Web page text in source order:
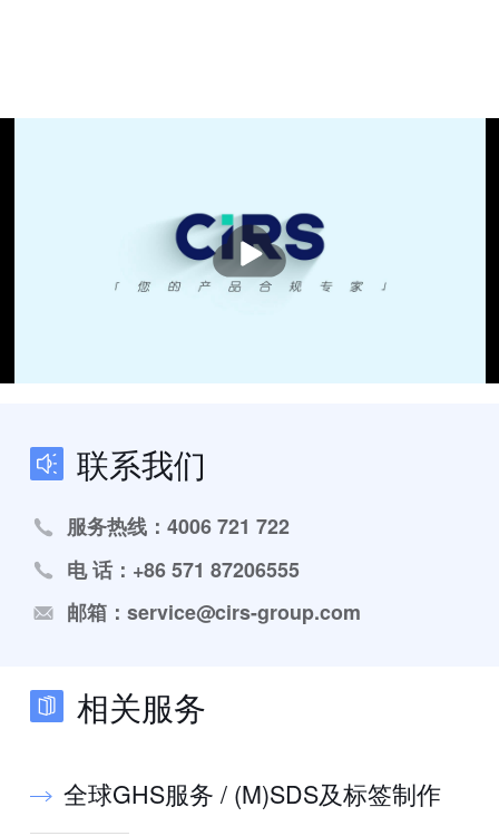
播
放
联系我们
服务热线：4006 721 722
电 话：+86 571 87206555
邮箱：service@cirs-group.com
相关服务
全球GHS服务 / (M)SDS及标签制作